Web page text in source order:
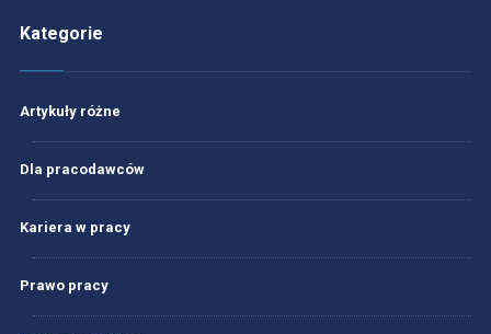
Kategorie
Artykuły różne
Dla pracodawców
Kariera w pracy
Prawo pracy